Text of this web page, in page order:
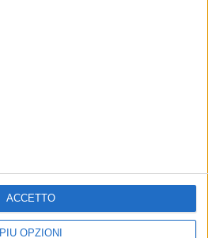
PIÙ OPZIONI
ACCETTO